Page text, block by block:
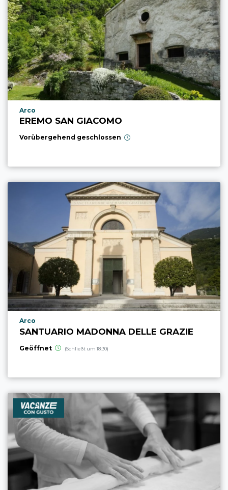
aria.poi_location_prefix
Arco
EREMO SAN GIACOMO
Vorübergehend geschlossen
aria.poi_location_prefix
Arco
SANTUARIO MADONNA DELLE GRAZIE
Geöffnet (Schließt um 18:30)